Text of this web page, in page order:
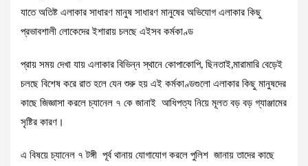
যাতে অতিষ্ট এলাকার সাধারণ মানুষ সাধারণ মানুষের অভিযোগ এলাকার কিছু
প্রভাবশালী লোকেদের ইশারায় চলছে এইসব কর্মকাণ্ড
প্রায় সময় দেখা যায় এলাকার বিভিন্ন স্থানে কোপাকোপি, ছিনতাই,মারামারি বেড়েই
চলছে বিশেষ করে রাত হলে যেন শুরু হয় এই কর্মকাণ্ডগুলো এলাকার কিছু মানুষদের
কাছে জিজ্ঞাসা করলে চ্যানেল ৭ কে জানাই আধিপত্য নিয়ে মূলত বড় বড় গ্যাঞ্জামের
সৃষ্টির কারণ।
এ বিষয়ে চ্যানেল ৭ টঙ্গী পূর্ব থানায় যোগাযোগ করলে পুলিশ জানায় তাদের কাছে